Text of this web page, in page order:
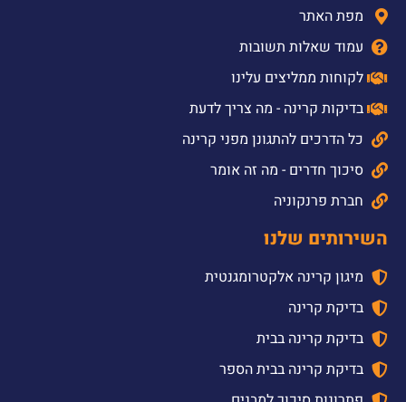
מפת האתר
עמוד שאלות תשובות
לקוחות ממליצים עלינו
בדיקות קרינה - מה צריך לדעת
כל הדרכים להתגונן מפני קרינה
סיכוך חדרים - מה זה אומר
חברת פרנקוניה
השירותים שלנו
מיגון קרינה אלקטרומגנטית
בדיקת קרינה
בדיקת קרינה בבית
בדיקת קרינה בבית הספר